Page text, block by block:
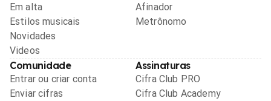
Em alta
Estilos musicais
Novidades
Videos
Afinador
Metrônomo
Comunidade
Entrar ou criar conta
Enviar cifras
Assinaturas
Cifra Club PRO
Cifra Club Academy